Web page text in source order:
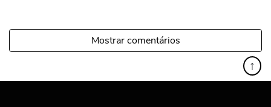
Mostrar comentários
↑